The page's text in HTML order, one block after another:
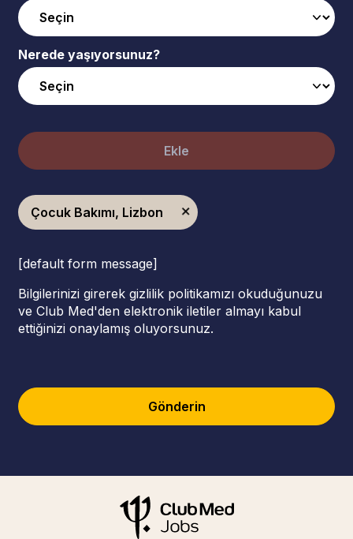
Nerede yaşıyorsunuz?
Ekle
Çocuk Bakımı, Lizbon
[default form message]
Bilgilerinizi girerek gizlilik politikamızı okuduğunuzu
ve Club Med'den elektronik iletiler almayı kabul
ettiğinizi onaylamış oluyorsunuz.
Gönderin